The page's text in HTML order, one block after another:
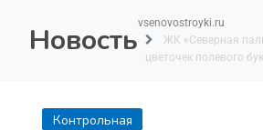
Новостьvsenovostroyki.ru
ЖК «Северная
цветочек полевого
Контрольная